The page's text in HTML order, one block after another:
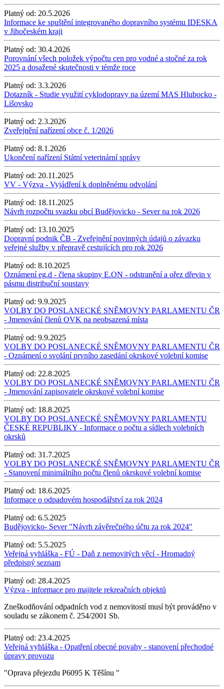
Platný od: 20.5.2026
Informace ke spuštění integrovaného dopravního systému IDESKA
v Jihočeském kraji
Platný od: 30.4.2026
Porovnání všech položek výpočtu cen pro vodné a stočné za rok
2025 a dosažené skutečnosti v témže roce
Platný od: 3.3.2026
Dotazník - Studie využití cyklodopravy na území MAS Hlubocko -
Lišovsko
Platný od: 2.3.2026
Zveřejnění nařízení obce č. 1/2026
Platný od: 8.1.2026
Ukončení nařízení Státní veterinární správy
Platný od: 20.11.2025
VV - Výzva - Vyjádření k doplněnému odvolání
Platný od: 18.11.2025
Návrh rozpočtu svazku obcí Budějovicko - Sever na rok 2026
Platný od: 13.10.2025
Dopravní podnik ČB - Zveřejnění povinných údajů o závazku
veřejné služby v přepravě cestujících pro rok 2026
Platný od: 8.10.2025
Oznámení eg.d - člena skupiny E.ON - odstranění a ořez dřevin v
pásmu distribuční soustavy
Platný od: 9.9.2025
VOLBY DO POSLANECKÉ SNĚMOVNY PARLAMENTU ČR
- Jmenování členů OVK na neobsazená místa
Platný od: 9.9.2025
VOLBY DO POSLANECKÉ SNĚMOVNY PARLAMENTU ČR
- Oznámení o svolání prvního zasedání okrskové volební komise
Platný od: 22.8.2025
VOLBY DO POSLANECKÉ SNĚMOVNY PARLAMENTU ČR
- Jmenování zapisovatele okrskové volební komise
Platný od: 18.8.2025
VOLBY DO POSLANECKÉ SNĚMOVNY PARLAMENTU
ČESKÉ REPUBLIKY - Informace o počtu a sídlech volebních
okrsků
Platný od: 31.7.2025
VOLBY DO POSLANECKÉ SNĚMOVNY PARLAMENTU ČR
- Stanovení minimálního počtu členů okrskové volební komise
Platný od: 18.6.2025
Informace o odpadovém hospodářství za rok 2024
Platný od: 6.5.2025
Budějovicko- Sever "Návrh závěrečného účtu za rok 2024"
Platný od: 5.5.2025
Veřejná vyhláška - FÚ - Daň z nemovitých věcí - Hromadný
předpisný seznam
Platný od: 28.4.2025
Výzva - informace pro majitele rekreačních objektů
Zneškodňování odpadních vod z nemovitostí musí být prováděno v
souladu se zákonem č. 254/2001 Sb.
Platný od: 23.4.2025
Veřejná vyhláška - Opatření obecné povahy - stanovení přechodné
úpravy provozu
"Oprava přejezdu P6095 K Těšínu "